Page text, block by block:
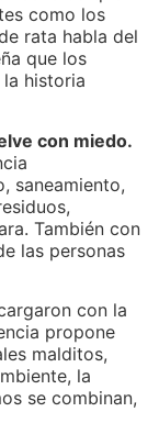
como los
rata habla del
que los
historia
con miedo.
saneamiento,
También con
las personas
con la
propone
malditos,
la
se combinan,